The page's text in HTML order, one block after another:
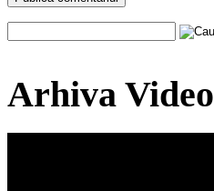
Arhiva Video